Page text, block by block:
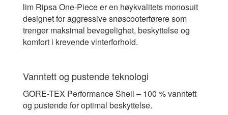
lim Ripsa One-Piece er en høykvalitets monosuit
designet for aggressive snøscooterførere som
trenger maksimal bevegelighet, beskyttelse og
komfort i krevende vinterforhold.
Vanntett og pustende teknologi
GORE-TEX Performance Shell – 100 % vanntett
og pustende for optimal beskyttelse.